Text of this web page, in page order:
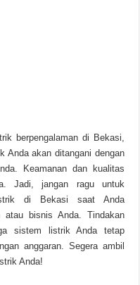
berpengalaman di Bekasi,
Anda akan ditangani dengan
Keamanan dan kualitas
Jadi, jangan ragu untuk
di Bekasi saat Anda
atau bisnis Anda. Tindakan
sistem listrik Anda tetap
anggaran. Segera ambil
Anda!